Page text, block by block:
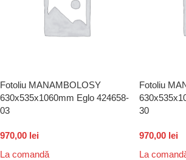
Fotoliu MANAMBOLOSY
630x535x1060mm Eglo 424658-
03
970,00 lei
La comandă
Fotoliu
30
970,00 lei
La